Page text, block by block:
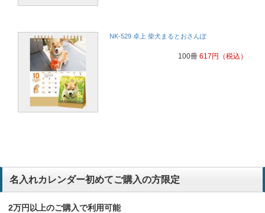
税務会計
使い勝手が良い。 電気工事
とても使いやすいカレンダーで評判が良いから。
お客様にも喜んでいただけているようで、送ると大変喜んで、もう一
冊ほしいといって下さることと、所内でも机の上に置いて使っていま
金具を使用していないためエコであるから。 建設業
カラフルで使いやすい。配布先からの評判もいいため。
NK-529 卓上 柴犬まるとおさんぽ
100冊 617 円 （税込）
名入れカレンダー初めてご購入の方限定
2万円以上のご購入で利用可能